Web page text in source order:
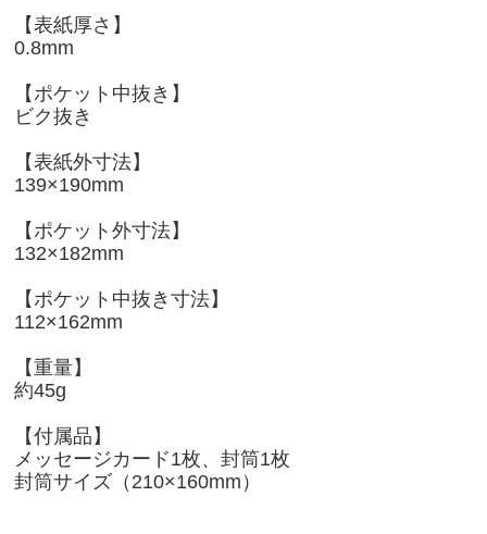
【表紙厚さ】
0.8mm
【ポケット中抜き】
ビク抜き
【表紙外寸法】
139×190mm
【ポケット外寸法】
132×182mm
【ポケット中抜き寸法】
112×162mm
【重量】
約45g
【付属品】
メッセージカード1枚、封筒1枚
封筒サイズ（210×160mm）